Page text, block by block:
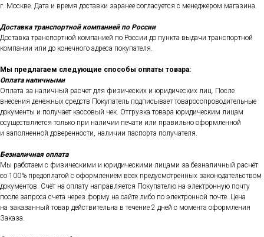
г. Москве. Дата и время доставки заранее согласуется с менеджером магазина.
Доставка транспортной компанией по России
Доставка транспортной компанией по России до пункта выдачи транспортной
компании или до конечного адреса покупателя.
Мы предлагаем следующие способы оплаты товара:
Оплата наличными
Оплата за наличный расчет для физических и юридических лиц. После
внесения денежных средств Покупатель подписывает товаросопроводительные
документы и получает кассовый чек. Отгрузка товара юридическим лицам
осуществляется только при наличии печати или правильно оформленной
и заполненной доверенности, наличии паспорта получателя.
Безналичная оплата
Мы работаем с физическими и юридическими лицами за безналичный расчёт
со 100% предоплатой с оформлением всех предусмотренных законодательством
документов. Счёт на оплату направляется Покупателю на электронную почту
после запроса счета через форму на сайте либо по электронной почте. Цена
на заказанный товар действительна в течение 2 дней с момента оформления
Заказа.